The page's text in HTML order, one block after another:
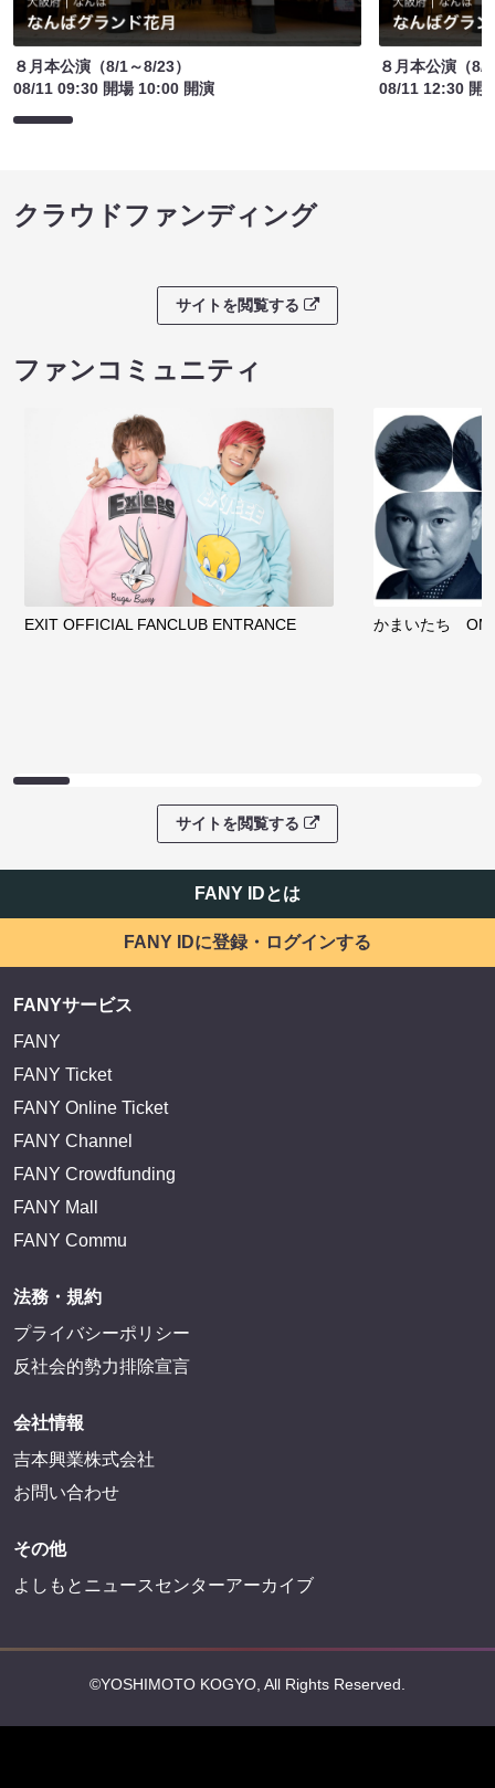
８月本公演（8/1～8/23）
08/11 09:30 開場 10:00 開演
８月本公演（8/
08/11 12:30 開
クラウドファンディング
サイトを閲覧する
ファンコミュニティ
EXIT OFFICIAL FANCLUB ENTRANCE かまいたち
サイトを閲覧する
FANY IDとは
FANY IDに登録・ログインする
FANYサービス
FANY
FANY Ticket
FANY Online Ticket
FANY Channel
FANY Crowdfunding
FANY Mall
FANY Commu
法務・規約
プライバシーポリシー
反社会的勢力排除宣言
会社情報
吉本興業株式会社
お問い合わせ
その他
よしもとニュースセンターアーカイブ
©YOSHIMOTO KOGYO, All Rights Reserved.